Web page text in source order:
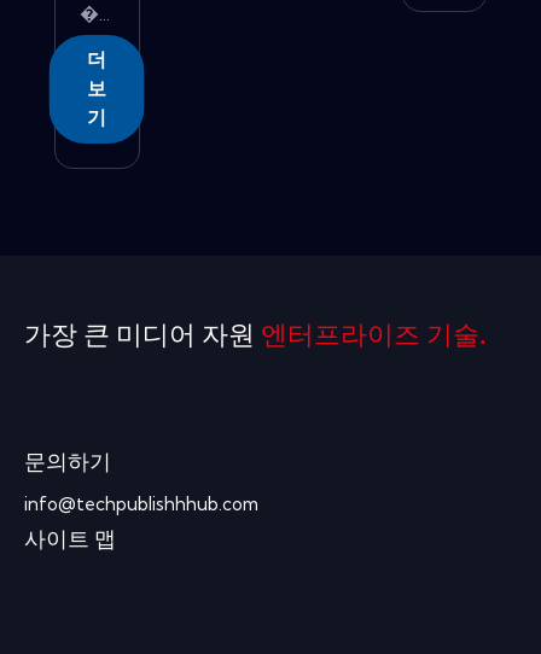
�...
더
보
기
가장 큰 미디어 자원 엔터프라이즈 기술.
문의하기
info@techpublishhhub.com
사이트 맵